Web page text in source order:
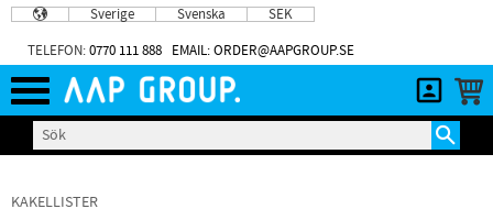
Meny
Sverige Svenska SEK
TELEFON:0770 111 888 EMAIL: ORDER@AAPGROUP.SE
KAKELLISTER